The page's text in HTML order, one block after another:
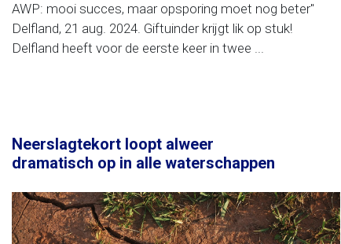
AWP: mooi succes, maar opsporing moet nog beter"
Delfland, 21 aug. 2024. Giftuinder krijgt lik op stuk!
Delfland heeft voor de eerste keer in twee ...
Neerslagtekort loopt alweer
dramatisch op in alle waterschappen